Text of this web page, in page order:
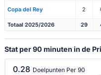
Copa del Rey 2
Totaal 2025/2026 29
Stat per 90 minuten in de
0.28 Doelpunten Per 90